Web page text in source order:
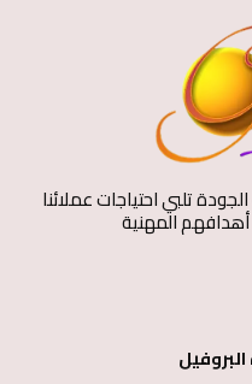
تلبي احتياجات عملائنا
المهنية